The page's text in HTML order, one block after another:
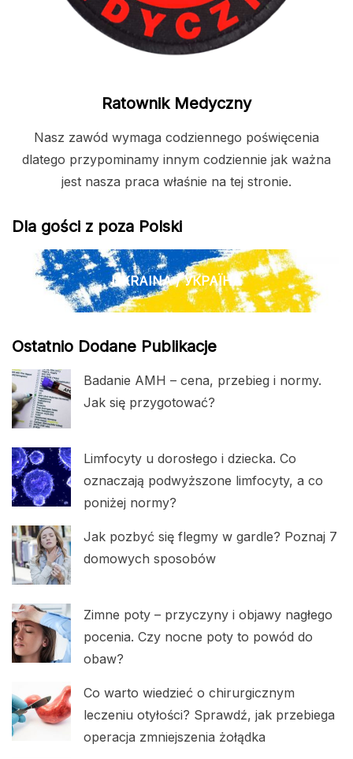
Ratownik Medyczny
Nasz zawód wymaga codziennego poświęcenia
dlatego przypominamy innym codziennie jak ważna
jest nasza praca właśnie na tej stronie.
Dla gości z poza Polski
UKRAINA / УКРАЇНА
Ostatnio Dodane Publikacje
Badanie AMH – cena, przebieg i normy.
Jak się przygotować?
Limfocyty u dorosłego i dziecka. Co
oznaczają podwyższone limfocyty, a co
poniżej normy?
Jak pozbyć się flegmy w gardle? Poznaj 7
domowych sposobów
Zimne poty – przyczyny i objawy nagłego
pocenia. Czy nocne poty to powód do
obaw?
Co warto wiedzieć o chirurgicznym
leczeniu otyłości? Sprawdź, jak przebiega
operacja zmniejszenia żołądka